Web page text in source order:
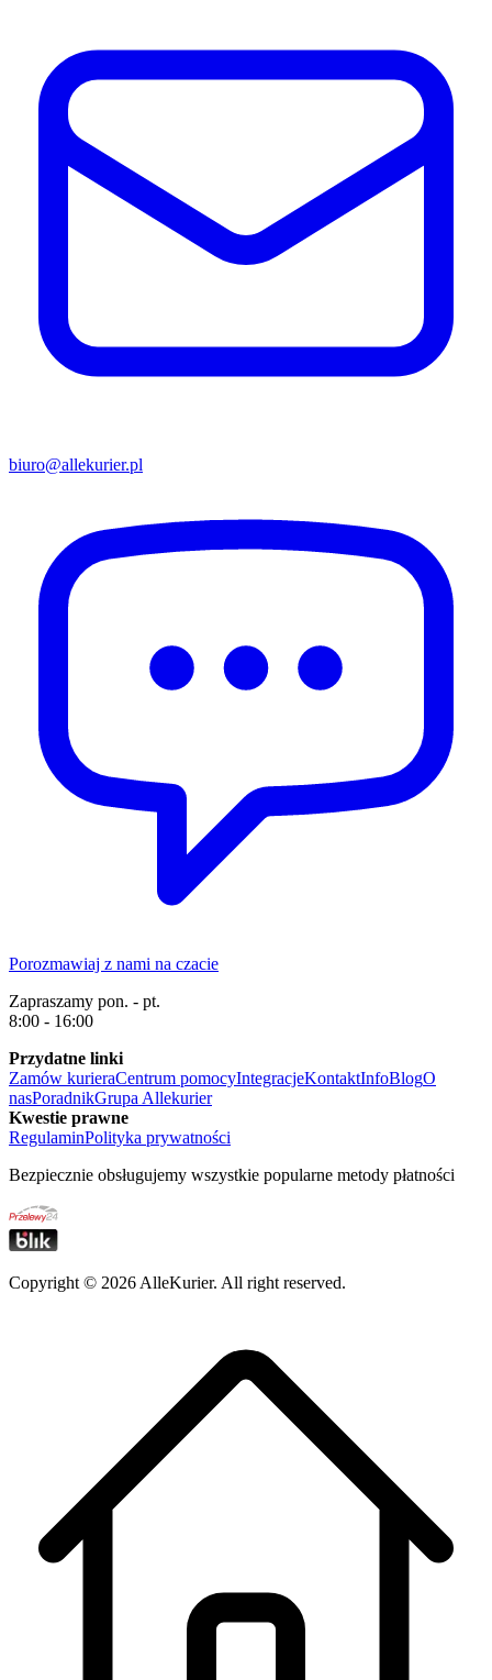
biuro@allekurier.pl
Porozmawiaj z nami na czacie
Zapraszamy pon. - pt.
8:00 - 16:00
Przydatne linki
Zamów kurieraCentrum pomocyIntegracjeKontaktInfoBlogO
nasPoradnikGrupa Allekurier
Kwestie prawne
RegulaminPolityka prywatności
Bezpiecznie obsługujemy wszystkie popularne metody płatności
Copyright © 2026 AlleKurier. All right reserved.